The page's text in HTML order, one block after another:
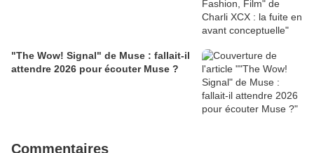
"The Wow! Signal" de Muse : fallait-il
attendre 2026 pour écouter Muse ?
Commentaires